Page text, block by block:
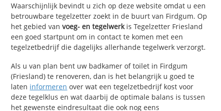
Waarschijnlijk bevindt u zich op deze website omdat u een
betrouwbare tegelzetter zoekt in de buurt van Firdgum. Op
het gebied van voeg- en tegelwerkis Tegelzetter Friesland
een goed startpunt om in contact te komen met een
tegelzetbedrijf die dagelijks allerhande tegelwerk verzorgt.
Als u van plan bent uw badkamer of toilet in Firdgum
(Friesland) te renoveren, dan is het belangrijk u goed te
laten informeren over wat een tegelzetbedrijf kost voor
deze tegelklus en wat daarbij de optimale balans is tussen
het gewenste eindresultaat die ook nog eens